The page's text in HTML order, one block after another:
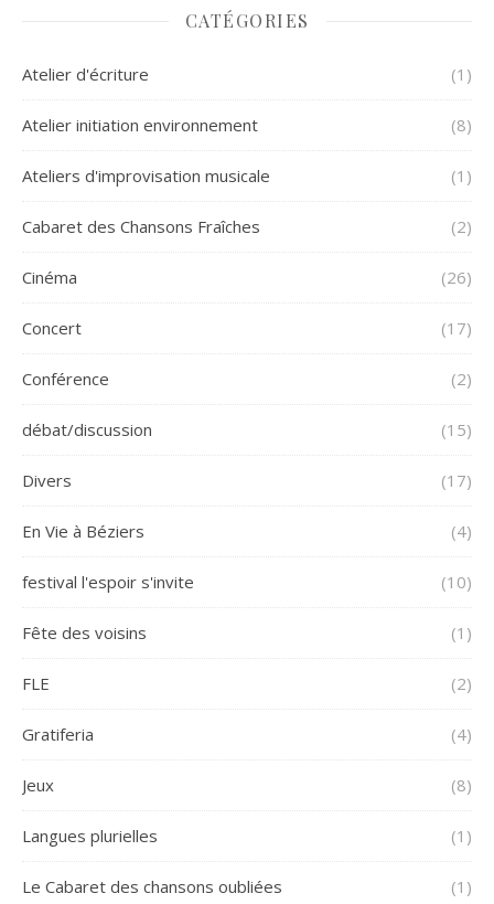
CATÉGORIES
Atelier d'écriture (1)
Atelier initiation environnement (8)
Ateliers d'improvisation musicale (1)
Cabaret des Chansons Fraîches (2)
Cinéma (26)
Concert (17)
Conférence (2)
débat/discussion (15)
Divers (17)
En Vie à Béziers (4)
festival l'espoir s'invite (10)
Fête des voisins (1)
FLE (2)
Gratiferia (4)
Jeux (8)
Langues plurielles (1)
Le Cabaret des chansons oubliées (1)